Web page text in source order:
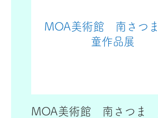
MOA美術館 南さつ
童作品展
MOA美術館 南さつま